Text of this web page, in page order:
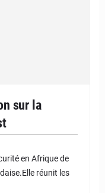
sur la
en Afrique de
réunit les